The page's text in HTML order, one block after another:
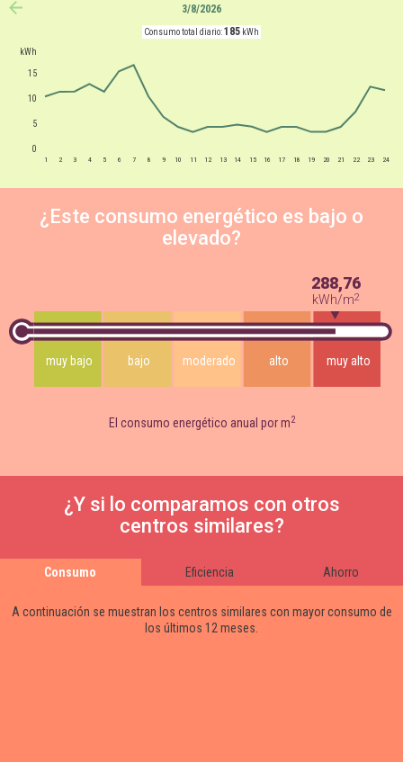
3/8/2026
Consumo total diario:185 kWh
1 2 3 4 5 6 7 8 9 10 11 12 13 14 15 16 17 18 19 20 21 22 23 24
0
5
10
15
kWh
¿Este consumo energético es bajo o
elevado?
muy bajo bajo moderado alto muy alto
288,76
kWh/m2
El consumo energético anual por m2
¿Y si lo comparamos con otros
centros similares?
Consumo Eficiencia Ahorro
A continuación se muestran los centros similares con mayor consumo de
los últimos 12 meses.